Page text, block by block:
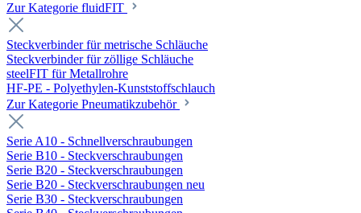
Zur Kategorie fluidFIT
Steckverbinder für metrische Schläuche
Steckverbinder für zöllige Schläuche
steelFIT für Metallrohre
HF-PE - Polyethylen-Kunststoffschlauch
Zur Kategorie Pneumatikzubehör
Serie A10 - Schnellverschraubungen
Serie B10 - Steckverschraubungen
Serie B20 - Steckverschraubungen
Serie B20 - Steckverschraubungen neu
Serie B30 - Steckverschraubungen